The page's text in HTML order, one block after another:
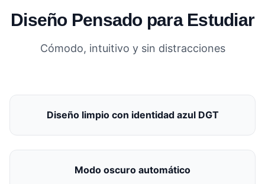
Diseño Pensado para Estudiar
Cómodo, intuitivo y sin distracciones
Diseño limpio con identidad azul DGT
Modo oscuro automático